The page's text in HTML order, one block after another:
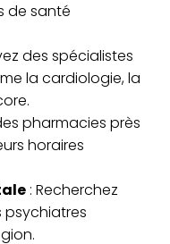
de santé
des spécialistes
la cardiologie, la
pharmacies près
horaires
: Recherchez